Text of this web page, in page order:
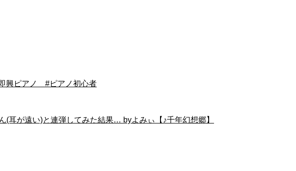
興ピアノ #ピアノ初心者
(耳が遠い)と連弾してみた結果… byよみぃ【♪千年幻想郷】